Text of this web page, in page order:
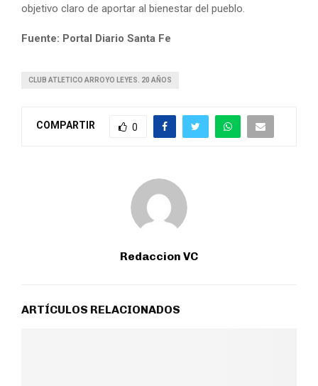
objetivo claro de aportar al bienestar del pueblo.
Fuente: Portal Diario Santa Fe
CLUB ATLETICO ARROYO LEYES. 20 AÑOS
COMPARTIR 0
Redaccion VC
ARTÍCULOS RELACIONADOS